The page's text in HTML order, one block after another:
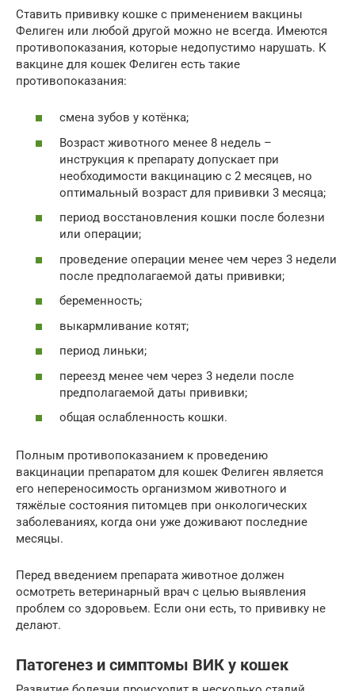
Ставить прививку кошке с применением вакцины
Фелиген или любой другой можно не всегда. Имеются
противопоказания, которые недопустимо нарушать. К
вакцине для кошек Фелиген есть такие
противопоказания:
смена зубов у котёнка;
Возраст животного менее 8 недель –
инструкция к препарату допускает при
необходимости вакцинацию с 2 месяцев, но
оптимальный возраст для прививки 3 месяца;
период восстановления кошки после болезни
или операции;
проведение операции менее чем через 3 недели
после предполагаемой даты прививки;
беременность;
выкармливание котят;
период линьки;
переезд менее чем через 3 недели после
предполагаемой даты прививки;
общая ослабленность кошки.
Полным противопоказанием к проведению
вакцинации препаратом для кошек Фелиген является
его непереносимость организмом животного и
тяжёлые состояния питомцев при онкологических
заболеваниях, когда они уже доживают последние
месяцы.
Перед введением препарата животное должен
осмотреть ветеринарный врач с целью выявления
проблем со здоровьем. Если они есть, то прививку не
делают.
Патогенез и симптомы ВИК у кошек